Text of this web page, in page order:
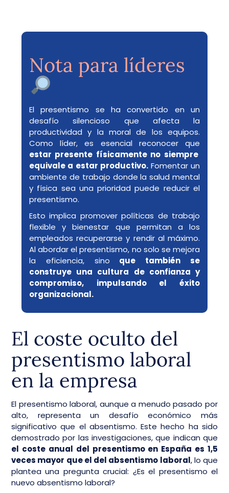
Nota para líderes
El presentismo se ha convertido en un
desafío silencioso que afecta la
productividad y la moral de los equipos.
Como líder, es esencial reconocer que
estar presente físicamente no siempre
equivale a estar productivo. Fomentar un
ambiente de trabajo donde la salud mental
y física sea una prioridad puede reducir el
presentismo.
Esto implica promover políticas de trabajo
flexible y bienestar que permitan a los
empleados recuperarse y rendir al máximo.
Al abordar el presentismo, no solo se mejora
la eficiencia, sino que también se
construye una cultura de confianza y
compromiso, impulsando el éxito
organizacional.
El coste oculto del
presentismo laboral
en la empresa
El presentismo laboral, aunque a menudo pasado por
alto, representa un desafío económico más
significativo que el absentismo. Este hecho ha sido
demostrado por las investigaciones, que indican que
el coste anual del presentismo en España es 1,5
veces mayor que el del absentismo laboral, lo que
plantea una pregunta crucial: ¿Es el presentismo el
nuevo absentismo laboral?